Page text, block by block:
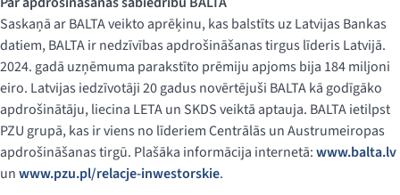
Saskaņā ar BALTA veikto aprēķinu, kas balstīts uz Latvijas Bankas
datiem, BALTA ir nedzīvības apdrošināšanas tirgus līderis Latvijā.
2024. gadā uzņēmuma parakstīto prēmiju apjoms bija 184 miljoni
eiro. Latvijas iedzīvotāji 20 gadus novērtējuši BALTA kā godīgāko
apdrošinātāju, liecina LETA un SKDS veiktā aptauja. BALTA ietilpst
PZU grupā, kas ir viens no līderiem Centrālās un Austrumeiropas
apdrošināšanas tirgū. Plašāka informācija internetā:www.balta.lv
unwww.pzu.pl/relacje-inwestorskie.